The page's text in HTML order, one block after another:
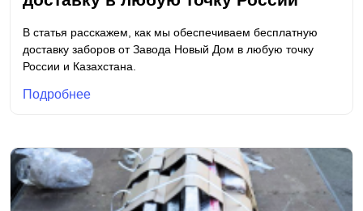
В статья расскажем, как мы обеспечиваем бесплатную
доставку заборов от Завода Новый Дом в любую точку
России и Казахстана.
Подробнее